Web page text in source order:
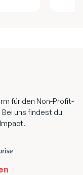
für den Non-Profit-
uns findest du